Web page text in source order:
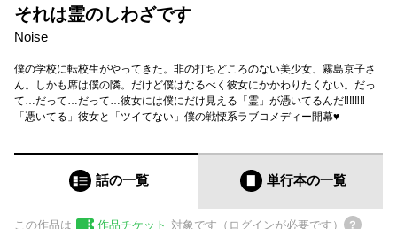
それは霊のしわざです
Noise
僕の学校に転校生がやってきた。非の打ちどころのない美少女、霧島京子さ
ん。しかも席は僕の隣。だけど僕はなるべく彼女にかかわりたくない。だっ
て…だって…だって…彼女には僕にだけ見える「霊」が憑いてるんだ‼‼‼‼
「憑いてる」彼女と「ツイてない」僕の戦慄系ラブコメディー開幕♥
話の一覧 単行本の一覧
この作品は 作品チケット 対象です（ログインが必要です）